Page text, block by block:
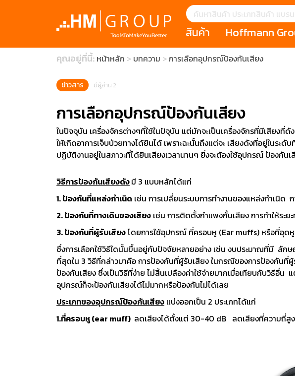
สินค้า
แนะนำ
มีดคัตเตอร์นิรภัย (safety cutter)
สินค้าแนะนำประเภทไขควง
(Tools Height)
ประเภท
1 Mono machining / เครื่องมือใช้
งานกับเครื่องจักรและเครื่องCNC
5 Grinding and Cutting / เครื่อง
มือสำหรับงานขัด เจียร และตกแต่ง
9 Workstations and Storage /
Hoffmann
HOFFMANN GROUP STORY
บทความ
คุณอยู่ที่นี้: หน้าหลัก บทความ การเลือกอุปกรณ์ป้องกันเสียง
ข่าวสาร มีผู้อ่าน 2
การเลือกอุปกรณ์ป้องกันเสียง
ในปัจจุบัน เครื่องจักรต่างๆที่ใช้ในปัจุบัน แต่มักจะเป็นเครื่องจักรที่มีเสียงที่
ให้เกิดอาการเจ็บป่วยทางได้ยินได้ เพราะฉะนั้นถึงแต่จะ เสียงดังที่อยู่ในระ
ปฏิบัติงานอยู่ในสภาวะที่ได้ยินเสียงเวลานานๆ ยิ่งจะต้องใช้อุปกรณ์ ป้องกัน
วิธีการป้องกันเสียงดังมี 3 แบบหลักได้แก่
1. ป้องกันที่แหล่งกำเนิด เช่น การเปลี่ยนระบบการทำงานของแหล่งกำเนิ
2. ป้องกันที่ทางเดินของเสียง เช่น การติดตั้งกำแพงกั้นเสียง การทำให้ระ
3. ป้องกันที่ผู้รับเสียงโดยการใช้อุปกรณ์ ที่ครอบหู (Ear muffs) หรือที่อุด
ซึ่งการเลือกใช้วิธีใดนั้นขึ้นอยู่กับปัจจัยหลายอย่าง เช่น งบประมาณที่มี
ที่สุดใน 3 วิธีที่กล่าวมาคือ การป้องกันที่ผู้รับเสียง ในกรณีของการป้องกัน
ป้องกันเสียง ซึ่งเป็นวิธีที่ง่าย ไม่สิ้นเปลืองค่าใช้จ่ายมากเมื่อเทียบกับวิธีอื่น
อุปกรณ์ก็จะป้องกันเสียงได้ไม่มากหรือป้องกันไม่ได้เลย
ประเภทของอุปกรณ์ป้องกันเสียง แบ่งออกเป็น 2 ประเภทได้แก่
1.ที่ครอบหู (ear muff) ลดเสียงได้ตั้งแต่ 30-40 dB ลดเสียงที่ความถี่สู